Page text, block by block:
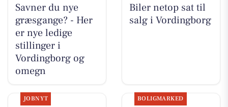
Savner du nye
græsgange? - Her
er nye ledige
stillinger i
Vordingborg og
omegn
Biler netop sat til
salg i Vordingborg
JOBNYT BOLIGMARKED